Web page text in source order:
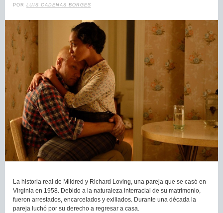
POR LUIS CADENAS BORGES
La historia real de Mildred y Richard Loving, una pareja que se casó en
Virginia en 1958. Debido a la naturaleza interracial de su matrimonio,
fueron arrestados, encarcelados y exiliados. Durante una década la
pareja luchó por su derecho a regresar a casa.